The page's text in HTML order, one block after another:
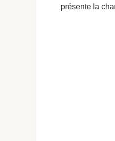
présente la